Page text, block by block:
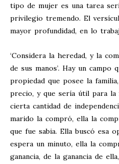
tipo de mujer es una tarea
privilegio tremendo. El
mayor profundidad, en lo
‘Considera la heredad, y la
de sus manos’. Hay un campo
propiedad que posee la
precio, y que sería útil para la
cierta cantidad de
marido la compró, ella la
que fue sabia. Ella buscó esa
espera un minuto, ella la
ganancia, de la ganancia de